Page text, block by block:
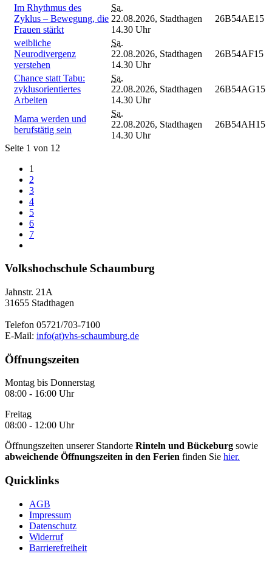
Im Rhythmus des
Zyklus – Bewegung, die
Frauen stärkt
Sa.
22.08.2026,
14.30 Uhr
Stadthagen 26B54AE15
weibliche
Neurodivergenz
verstehen
Sa.
22.08.2026,
14.30 Uhr
Stadthagen 26B54AF15
Chance statt Tabu:
zyklusorientiertes
Arbeiten
Sa.
22.08.2026,
14.30 Uhr
Stadthagen 26B54AG15
Mama werden und
berufstätig sein
Sa.
22.08.2026,
14.30 Uhr
Stadthagen 26B54AH15
Seite 1 von 12
1
2
3
4
5
6
7
Volkshochschule Schaumburg
Jahnstr. 21A
31655 Stadthagen
Telefon 05721/703-7100
E-Mail: info(at)vhs-schaumburg.de
Öffnungszeiten
Montag bis Donnerstag
08:00 - 16:00 Uhr
Freitag
08:00 - 12:00 Uhr
Öffnungszeiten unserer Standorte Rinteln und Bückeburg sowie
abweichende Öffnungszeiten in den Ferien finden Sie hier.
Quicklinks
AGB
Impressum
Datenschutz
Widerruf
Barrierefreiheit